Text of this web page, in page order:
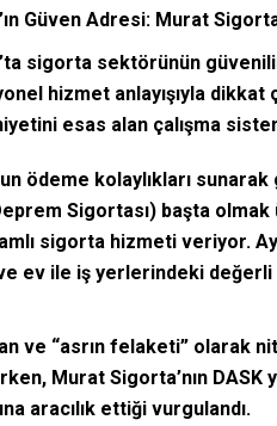
Güven Adresi: Murat
sigorta sektörünün
hizmet anlayışıyla
esas alan çalışma
ödeme kolaylıkları
Sigortası) başta
sigorta hizmeti veriyor.
ev ile iş yerlerindeki
ve “asrın felaketi” olarak
Murat Sigorta’nın
aracılık ettiği vurgulandı.